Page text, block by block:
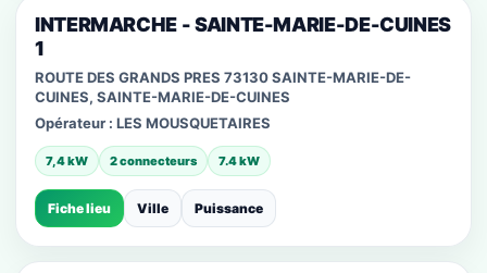
INTERMARCHE - SAINTE-MARIE-DE-CUINES
1
ROUTE DES GRANDS PRES 73130 SAINTE-MARIE-DE-
CUINES, SAINTE-MARIE-DE-CUINES
Opérateur : LES MOUSQUETAIRES
7,4 kW 2 connecteurs 7.4 kW
Fiche lieu Ville Puissance